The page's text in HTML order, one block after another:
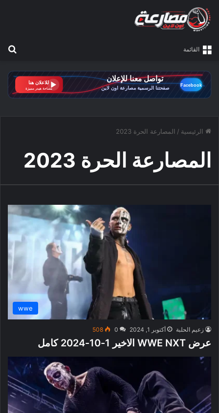
القائمة
الرئيسية / المصارعة الحرة 2023
المصارعة الحرة 2023
wwe
زعيم الحلبة أكتوبر 1, 2024 0
508
عرض WWE NXT الاخير 1-10-2024 كامل